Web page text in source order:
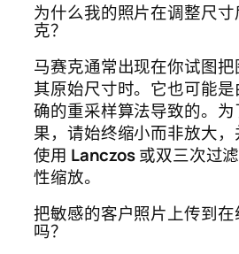
为什么我的照片在调整尺
克？
马赛克通常出现在你试图
其原始尺寸时。它也可能
确的重采样算法导致的。
果，请始终缩小而非放大
使用 Lanczos或双三次过
性缩放。
把敏感的客户照片上传到
吗？